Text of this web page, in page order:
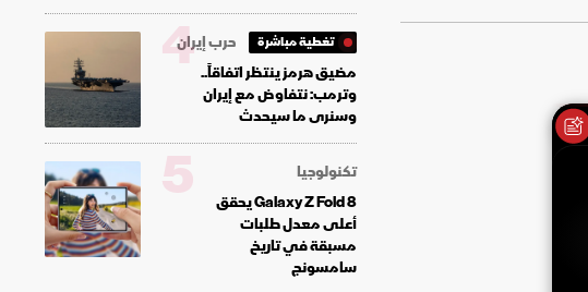
تغطية مباشرة
حرب إيران
مضيق هرمز ينتظر اتفاقاً..
وترمب: نتفاوض مع إيران
وسنرى ما سيحدث
4
تكنولوجيا
Galaxy Z Fold 8 يحقق
أعلى معدل طلبات
مسبقة في تاريخ
سامسونج
5